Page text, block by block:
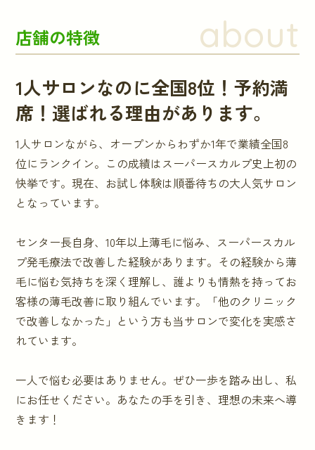
店舗の特徴 about
1人サロンなのに全国8位！予約満
席！選ばれる理由があります。
1人サロンながら、オープンからわずか1年で業績全国8
位にランクイン。この成績はスーパースカルプ史上初の
快挙です。現在、お試し体験は順番待ちの大人気サロン
となっています。
センター長自身、10年以上薄毛に悩み、スーパースカル
プ発毛療法で改善した経験があります。その経験から薄
毛に悩む気持ちを深く理解し、誰よりも情熱を持ってお
客様の薄毛改善に取り組んでいます。「他のクリニック
で改善しなかった」という方も当サロンで変化を実感さ
れています。
一人で悩む必要はありません。ぜひ一歩を踏み出し、私
にお任せください。あなたの手を引き、理想の未来へ導
きます！